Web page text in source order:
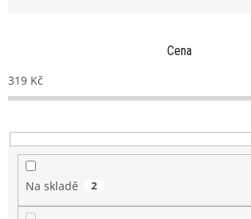
o
d
k
t
Cena
319 Kč
Na skladě 2